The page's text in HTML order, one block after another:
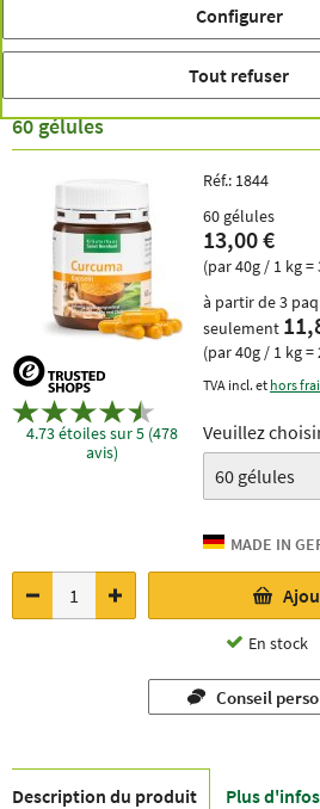
pour l'Allemagne
Gélules de curcuma
60 gélules
4.73 étoiles sur 5 (478
avis)
Réf.: 1844
60 gélules
13,00 €
(par 40g / 1 kg =
à partir de 3
seulement
(par 40g / 1 kg =
TVA incl. et hors
Veuillez
En stock
Conseil
Description du produit Plus d'infos
Configurer
Tout refuser